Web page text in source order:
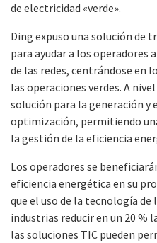
de electricidad «verde».
Ding expuso una solución de
para ayudar a los operadores
de las redes, centrándose en
las operaciones verdes. A
solución para la generación y
optimización, permitiendo
la gestión de la eficiencia
Los operadores se
eficiencia energética en su
que el uso de la tecnología
industrias reducir en un 20 %
las soluciones TIC pueden